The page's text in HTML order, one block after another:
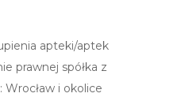
apteki/aptek
prawnej spółka z
Wrocław i okolice